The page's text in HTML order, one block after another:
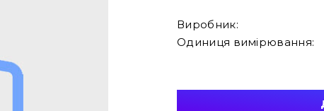
Виробник:
Одиниця вимірювання: